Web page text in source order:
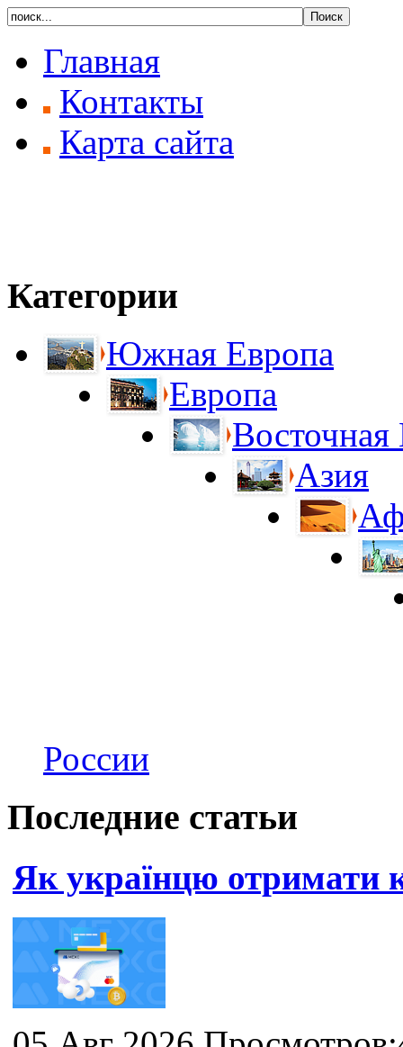
Главная
Контакты
Карта сайта
Категории
Южная Европа
Европа
Восточная
Азия
России
Последние статьи
Як українцю отримати